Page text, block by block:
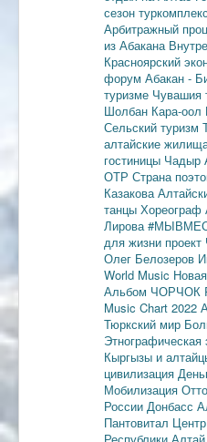
сезон
Арбитражный
из Абакана
Красноярский
форум Абакан -
туризме Чувашия
Шолбан Кара-оол
Сельский туризм
алтайские
гостиницы Чадыр
ОТР Страна
Казакова
танцы Хореограф
Лирова
для жизни
Олег Белозеров
World Music
Альбом ЧОРЧОК
Music Chart 2022
Тюркский мир
Этнографическая
Кыргызы и
цивилизация
Мобилизация
России Донбасс
Пантовитал